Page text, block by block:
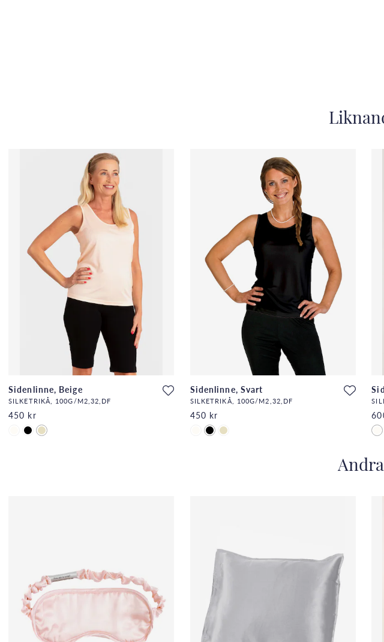
Sidenlinne, Beige
SILKETRIKÅ, 100G/M2,32,DF
450 kr
Sidenlinne, Svart
SILKETRIKÅ, 100G/M2,32,DF
450 kr